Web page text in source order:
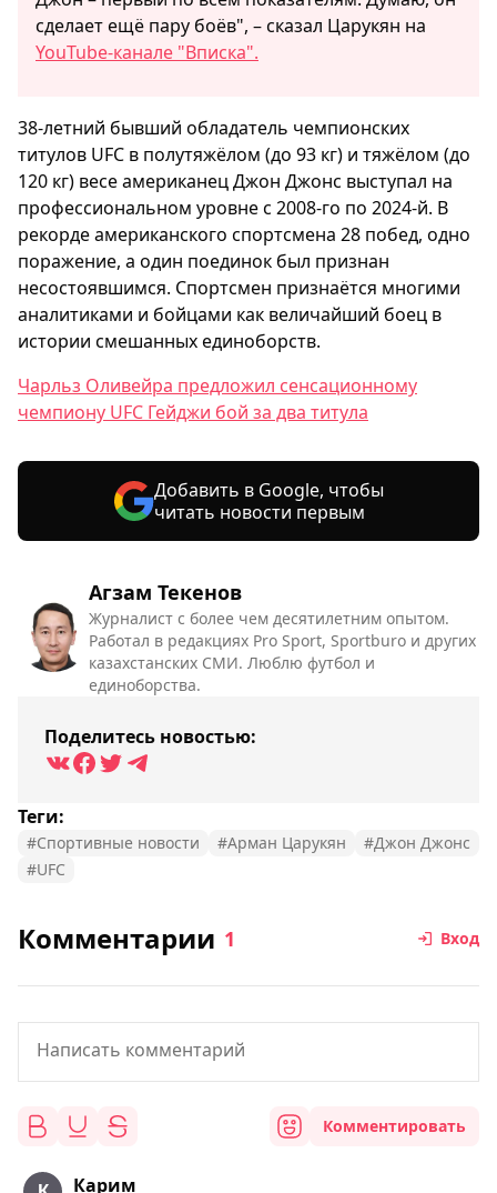
Агзам Текенов
Журналист с более чем десятилетним опытом.
Работал в редакциях Pro Sport, Sportburo и других
казахстанских СМИ. Люблю футбол и
единоборства.
Поделитесь новостью:
Теги:
#Спортивные новости #Арман Царукян
#Джон Джонс
#UFC
сделает ещё пару боёв", – сказал Царукян на
YouTube-канале "Вписка".
38-летний бывший обладатель чемпионских
титулов UFC в полутяжёлом (до 93 кг) и тяжёлом (до
120 кг) весе американец Джон Джонс выступал на
профессиональном уровне с 2008-го по 2024-й. В
рекорде американского спортсмена 28 побед, одно
поражение, а один поединок был признан
несостоявшимся. Спортсмен признаётся многими
аналитиками и бойцами как величайший боец в
истории смешанных единоборств.
Чарльз Оливейра предложил сенсационному
чемпиону UFC Гейджи бой за два титула
Добавить в Google, чтобы
читать новости первым
Комментарии 1 Вход
Комментировать
Карим